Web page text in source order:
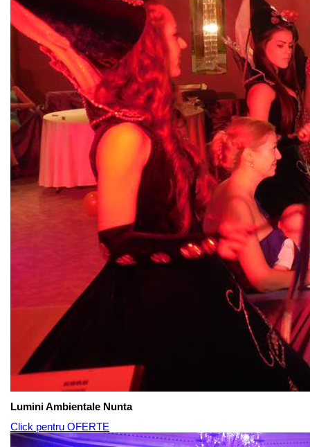
Lumini Ambientale Nunta
Click pentru OFERTE